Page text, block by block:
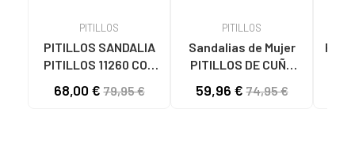
PITILLOS
PITILLOS SANDALIA
PITILLOS 11260 CON
HEBILLA AZUL
68,00 €79,95 €
PITILLOS
Sandalias de Mujer
PITILLOS DE CUÑA
ORO
59,96 €74,95 €